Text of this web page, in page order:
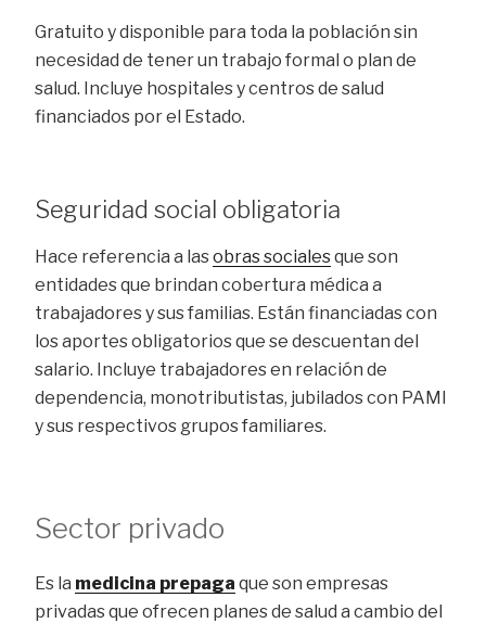
Gratuito y disponible para toda la población sin
necesidad de tener un trabajo formal o plan de
salud. Incluye hospitales y centros de salud
financiados por el Estado.
Seguridad social obligatoria
Hace referencia a lasobras socialesque son
entidades que brindan cobertura médica a
trabajadores y sus familias. Están financiadas con
los aportes obligatorios que se descuentan del
salario. Incluye trabajadores en relación de
dependencia, monotributistas, jubilados con PAMI
y sus respectivos grupos familiares.
Sector privado
Es la medicina prepaga que son empresas
privadas que ofrecen planes de salud a cambio del